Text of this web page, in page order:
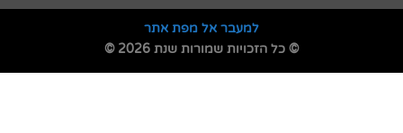
למעבר אל מפת אתר
© כל הזכויות שמורות שנת 2026 ©